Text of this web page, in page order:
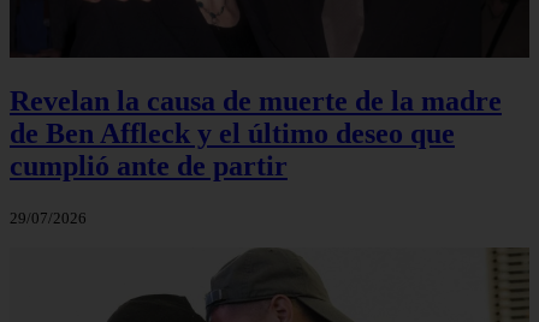
Revelan la causa de muerte de la madre
de Ben Affleck y el último deseo que
cumplió ante de partir
29/07/2026